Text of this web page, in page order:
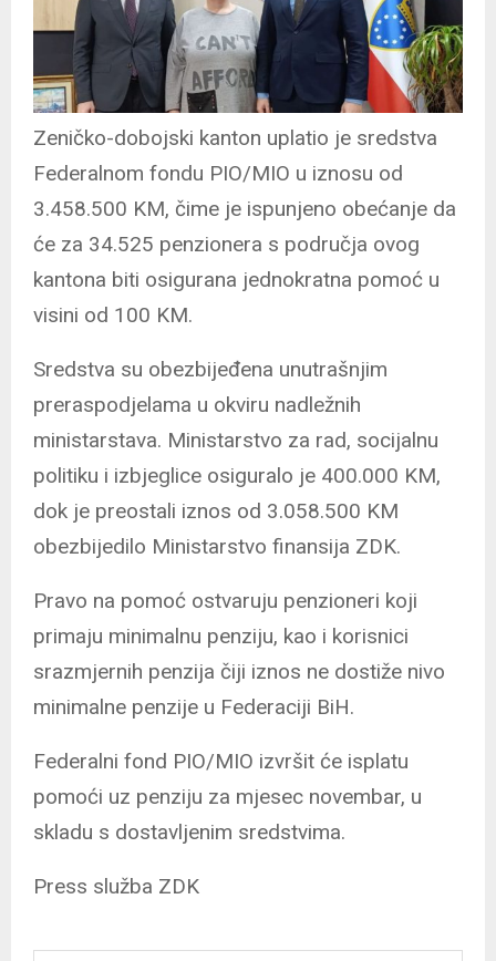
Zeničko-dobojski kanton uplatio je sredstva
Federalnom fondu PIO/MIO u iznosu od
3.458.500 KM, čime je ispunjeno obećanje da
će za 34.525 penzionera s područja ovog
kantona biti osigurana jednokratna pomoć u
visini od 100 KM.
Sredstva su obezbijeđena unutrašnjim
preraspodjelama u okviru nadležnih
ministarstava. Ministarstvo za rad, socijalnu
politiku i izbjeglice osiguralo je 400.000 KM,
dok je preostali iznos od 3.058.500 KM
obezbijedilo Ministarstvo finansija ZDK.
Pravo na pomoć ostvaruju penzioneri koji
primaju minimalnu penziju, kao i korisnici
srazmjernih penzija čiji iznos ne dostiže nivo
minimalne penzije u Federaciji BiH.
Federalni fond PIO/MIO izvršit će isplatu
pomoći uz penziju za mjesec novembar, u
skladu s dostavljenim sredstvima.
Press služba ZDK